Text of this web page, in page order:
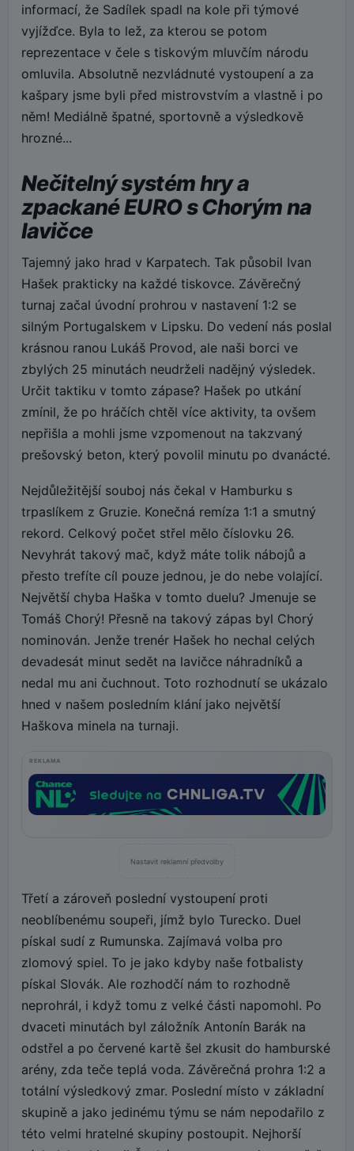
informací, že Sadílek spadl na kole při týmové
vyjížďce. Byla to lež, za kterou se potom
reprezentace v čele s tiskovým mluvčím národu
omluvila. Absolutně nezvládnuté vystoupení a za
kašpary jsme byli před mistrovstvím a vlastně i po
něm! Mediálně špatné, sportovně a výsledkově
hrozné...
Nečitelný systém hry a
zpackané EURO s Chorým na
lavičce
Tajemný jako hrad v Karpatech. Tak působil Ivan
Hašek prakticky na každé tiskovce. Závěrečný
turnaj začal úvodní prohrou v nastavení 1:2 se
silným Portugalskem v Lipsku. Do vedení nás poslal
krásnou ranou Lukáš Provod, ale naši borci ve
zbylých 25 minutách neudrželi nadějný výsledek.
Určit taktiku v tomto zápase? Hašek po utkání
zmínil, že po hráčích chtěl více aktivity, ta ovšem
nepřišla a mohli jsme vzpomenout na takzvaný
prešovský beton, který povolil minutu po dvanácté.
Nejdůležitější souboj nás čekal v Hamburku s
trpaslíkem z Gruzie. Konečná remíza 1:1 a smutný
rekord. Celkový počet střel mělo číslovku 26.
Nevyhrát takový mač, když máte tolik nábojů a
přesto trefíte cíl pouze jednou, je do nebe volající.
Největší chyba Haška v tomto duelu? Jmenuje se
Tomáš Chorý! Přesně na takový zápas byl Chorý
nominován. Jenže trenér Hašek ho nechal celých
devadesát minut sedět na lavičce náhradníků a
nedal mu ani čuchnout. Toto rozhodnutí se ukázalo
hned v našem posledním klání jako největší
Haškova minela na turnaji.
REKLAMA
Nastavit reklamní předvolby
Třetí a zároveň poslední vystoupení proti
neoblíbenému soupeři, jímž bylo Turecko. Duel
pískal sudí z Rumunska. Zajímavá volba pro
zlomový spiel. To je jako kdyby naše fotbalisty
pískal Slovák. Ale rozhodčí nám to rozhodně
neprohrál, i když tomu z velké části napomohl. Po
dvaceti minutách byl záložník Antonín Barák na
odstřel a po červené kartě šel zkusit do hamburské
arény, zda teče teplá voda. Závěrečná prohra 1:2 a
totální výsledkový zmar. Poslední místo v základní
skupině a jako jedinému týmu se nám nepodařilo z
této velmi hratelné skupiny postoupit. Nejhorší